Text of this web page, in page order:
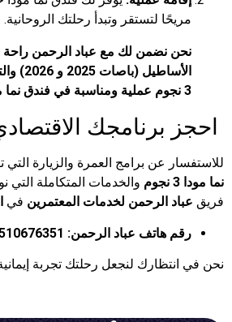
لتستقر وتبدأ رحلتك الروحانية.
نضمن لك مع عباد الرحمن راحة النقل
الأساطيل (باصات 2025 و 2026)
الاقتصادي الآن
عن برامج العمرة والزيارة التي تتضمن
والخدمات المتكاملة التي نوفرها،
الرحمن لخدمات المعتمرين فيالرياض:
هاتف عباد الرحمن: 0510676351
لنجعل رحلتك تجربة إيمانية مريحة